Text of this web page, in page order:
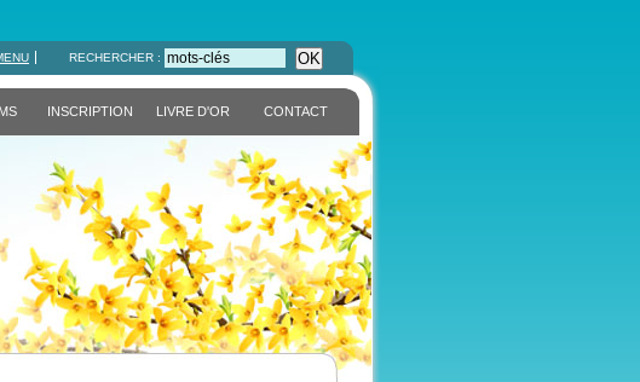
RECHERCHER : OK
INSCRIPTION LIVRE D'OR CONTACT